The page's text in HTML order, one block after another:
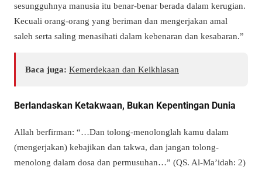
sesungguhnya manusia itu benar-benar berada dalam kerugian.
Kecuali orang-orang yang beriman dan mengerjakan amal
saleh serta saling menasihati dalam kebenaran dan kesabaran.”
Baca juga: Kemerdekaan dan Keikhlasan
Berlandaskan Ketakwaan, Bukan Kepentingan Dunia
Allah berfirman: “…Dan tolong-menolonglah kamu dalam
(mengerjakan) kebajikan dan takwa, dan jangan tolong-
menolong dalam dosa dan permusuhan…” (QS. Al-Ma’idah: 2)